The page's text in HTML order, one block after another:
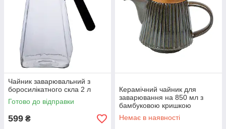
Чайник заварювальний з
боросилікатного скла 2 л
Готово до відправки
599 ₴
Керамічний чайник для
заварювання на 850 мл з
бамбуковою кришкою
зелений
Немає в наявності